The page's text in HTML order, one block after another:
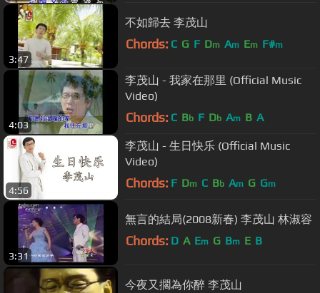
3:47
不如歸去 李茂山
Chords: C G F Dm Am Em F#m
4:03
李茂山 - 我家在那里 (Official Music
Video)
Chords: C Bb F Db Am B A
4:56
李茂山 - 生日快乐 (Official Music
Video)
Chords: F Dm C Bb Am G Gm
3:31
無言的結局(2008新春) 李茂山 林淑容
Chords: D A Em G Bm E B
今夜又擱為你醉 李茂山